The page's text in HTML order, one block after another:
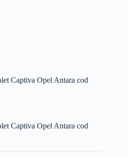
Captiva Opel Antara cod
Captiva Opel Antara cod